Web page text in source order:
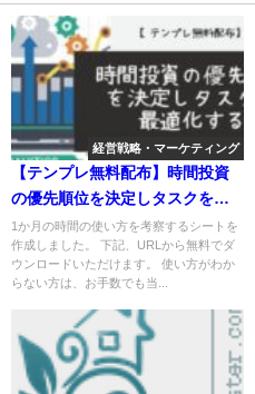
経営戦略・マーケティング
【テンプレ無料配布】時間投資
の優先順位を決定しタスクを最
適化する!!
1か月の時間の使い方を考察するシートを
作成しました。 下記、URLから無料でダ
ウンロードいただけます。 使い方がわか
らない方は、お手数でも当...